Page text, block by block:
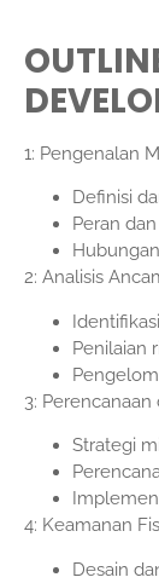
1: Pengenalan
Definisi
Peran
2: Analisis
Penilaian
3:
Strategi
4: Keamanan
Desain